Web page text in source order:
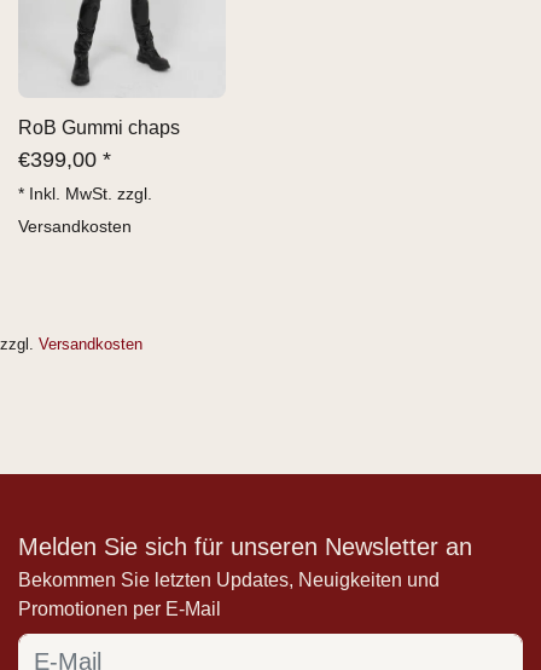
RoB Gummi chaps
€399,00 *
* Inkl. MwSt. zzgl.
Versandkosten
zzgl. Versandkosten
Melden Sie sich für unseren Newsletter an
Bekommen Sie letzten Updates, Neuigkeiten und
Promotionen per E-Mail